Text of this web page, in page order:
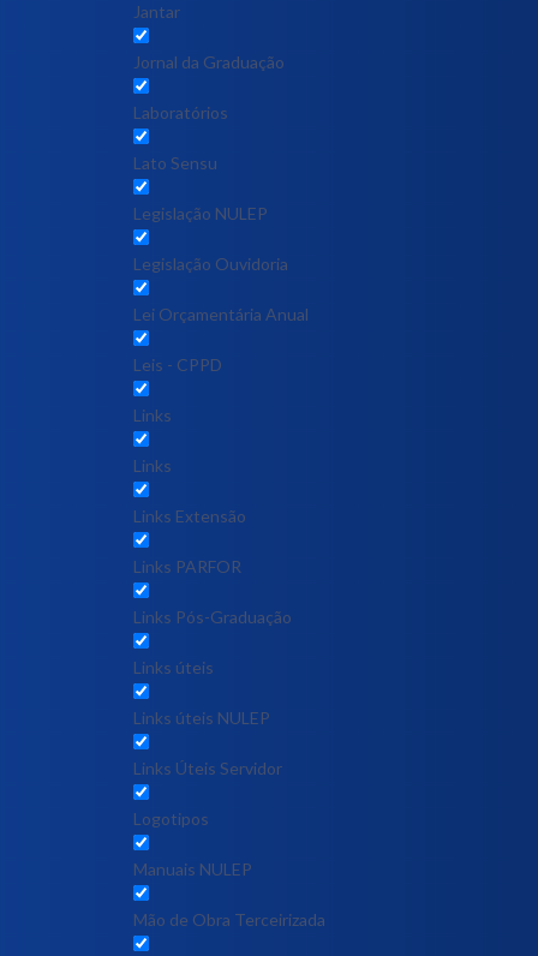
Jantar
Jornal da Graduação
Laboratórios
Lato Sensu
Legislação NULEP
Legislação Ouvidoria
Lei Orçamentária Anual
Leis - CPPD
Links
Links
Links Extensão
Links PARFOR
Links Pós-Graduação
Links úteis
Links úteis NULEP
Links Úteis Servidor
Logotipos
Manuais NULEP
Mão de Obra Terceirizada